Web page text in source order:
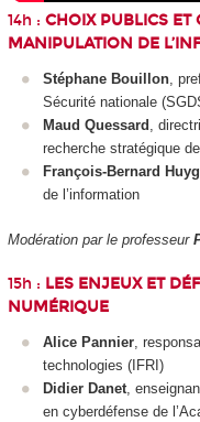
14h : CHOIX PUBLICS ET
MANIPULATION DE
Stéphane Bouillon,
Sécurité nationale
Maud Quessard ,
recherche stratégique
François-Bernard
de l’information
Modération par le professeur
15h : LES ENJEUX ET
NUMÉRIQUE
Alice Pannier,
technologies (IFRI)
Didier Danet,
en cyberdéfense de